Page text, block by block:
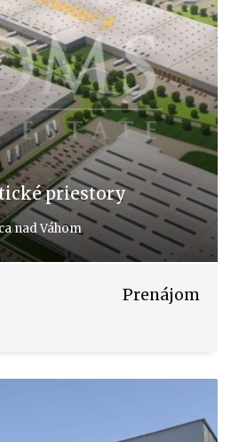
priestory
nad Váhom
Prenájom